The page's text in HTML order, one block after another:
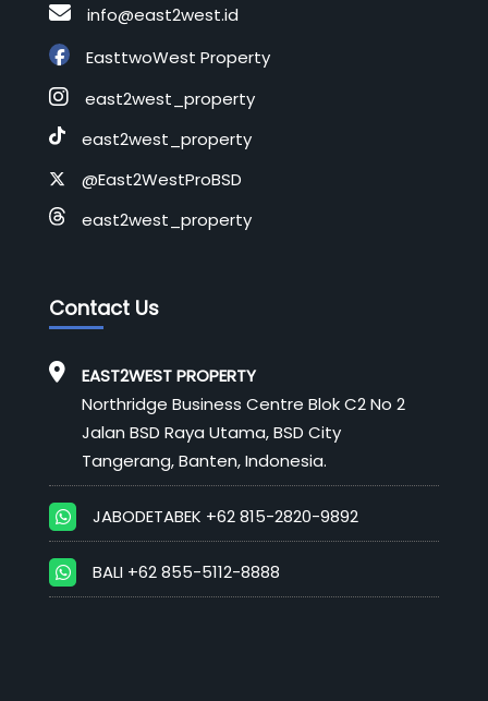
info@east2west.id
EasttwoWest Property
east2west_property
east2west_property
@East2WestProBSD
east2west_property
Contact Us
EAST2WEST PROPERTY
Northridge Business Centre Blok C2 No 2
Jalan BSD Raya Utama, BSD City
Tangerang, Banten, Indonesia.
JABODETABEK +62 815-2820-9892
BALI +62 855-5112-8888